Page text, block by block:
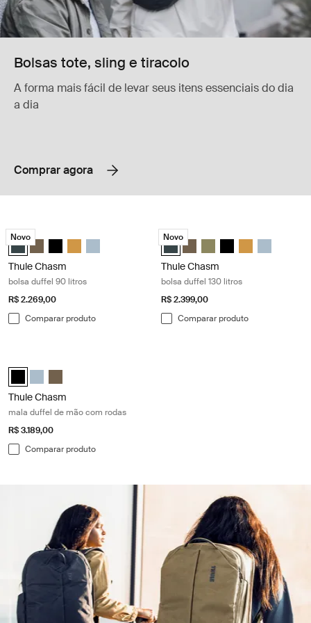
Bolsas tote, sling e tiracolo
A forma mais fácil de levar seus itens essenciais do dia
a dia
Comprar agora
Thule Chasm bolsa duffel 90 litros Darkest blue
Novo
Thule Chasm 90L duffel Azul mais escuro (selected)
Thule Chasm 90L duffel Cáqui profundo
Thule Chasm 90L duffel Preto
Thule Chasm 90L duffel Dourado
Thule Chasm 90L duffel Cinza lago
Thule Chasm
bolsa duffel 90 litros
R$ 2.269,00
Comparar produto
Thule Chasm bolsa duffel 130 litros
Novo
Thule Chasm 130L duffel Azul
Thule Chasm 130L duffel
Thule Chasm 130L duffel
Thule Chasm 130L
Thule Chasm
Thule
Thule Chasm
bolsa duffel 130 litros
R$ 2.399,00
Comparar produto
Thule Chasm wheeled carry-on duffel Preto (selected)
Thule Chasm wheeled carry-on duffel Cinza lago
Thule Chasm wheeled carry-on duffel Cáqui profundo
Thule Chasm
mala duffel de mão com rodas
R$ 3.189,00
Comparar produto